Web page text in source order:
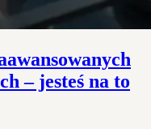
– jesteś na to